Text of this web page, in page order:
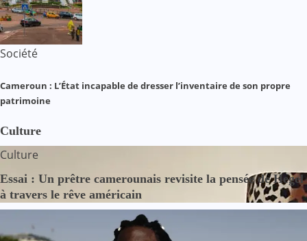
Société
Cameroun : L’État incapable de dresser l’inventaire de son propre
patrimoine
Culture
Culture
Essai : Un prêtre camerounais revisite la pensée de Hegel
à travers le rêve américain